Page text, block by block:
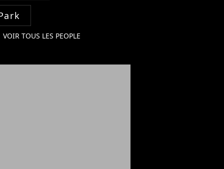
VOIR TOUS LES PEOPLE